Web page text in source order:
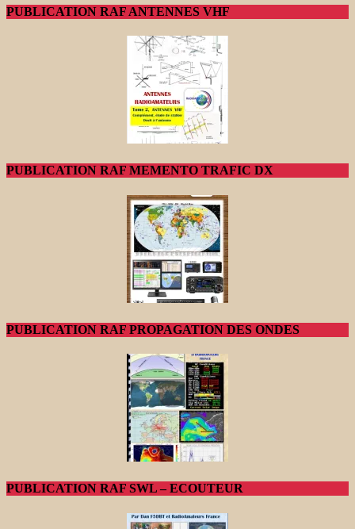
PUBLICATION RAF ANTENNES VHF
PUBLICATION RAF MEMENTO TRAFIC DX
PUBLICATION RAF PROPAGATION DES ONDES
PUBLICATION RAF SWL – ECOUTEUR